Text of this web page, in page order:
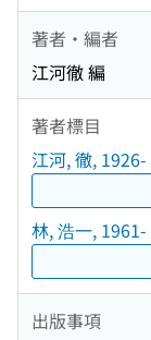
著者・編者
江河徹 編
著者標目
江河, 徹, 1926-
林, 浩一, 1961-
出版事項